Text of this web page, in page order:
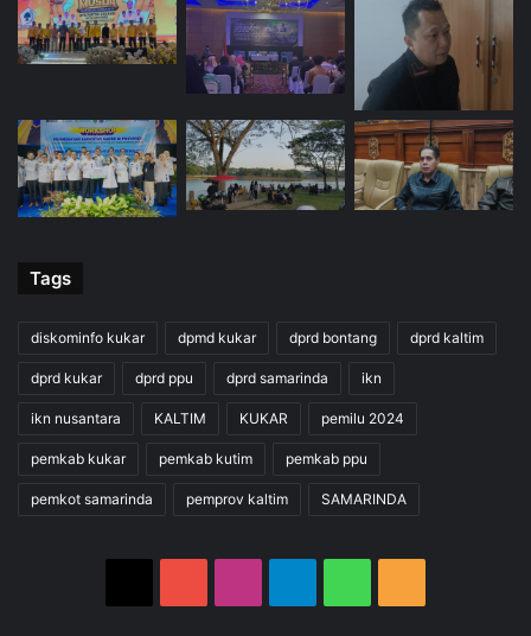
Tags
diskominfo kukar dpmd kukar dprd bontang dprd kaltim
dprd kukar dprd ppu dprd samarinda ikn
ikn nusantara KALTIM KUKAR pemilu 2024
pemkab kukar pemkab kutim pemkab ppu
pemkot samarinda pemprov kaltim SAMARINDA